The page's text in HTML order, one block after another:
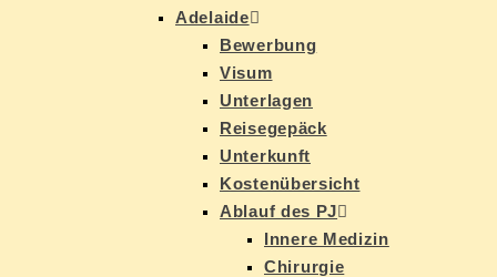
Ade­lai­de
Be­wer­bung
Vi­sum
Un­ter­la­gen
Rei­se­ge­päck
Un­ter­kunft
Kos­ten­über­sicht
Ab­lauf des PJ
In­ne­re Medizin
Chir­ur­gie